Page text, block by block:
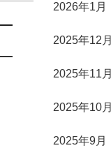
2026年1月
2025年12月
2025年11月
2025年10月
2025年9月